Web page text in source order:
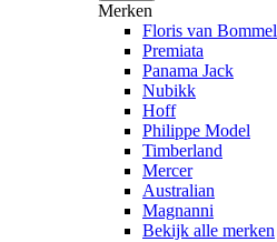
Merken
Floris van Bommel
Premiata
Panama Jack
Nubikk
Hoff
Philippe Model
Timberland
Mercer
Australian
Magnanni
Bekijk alle merken